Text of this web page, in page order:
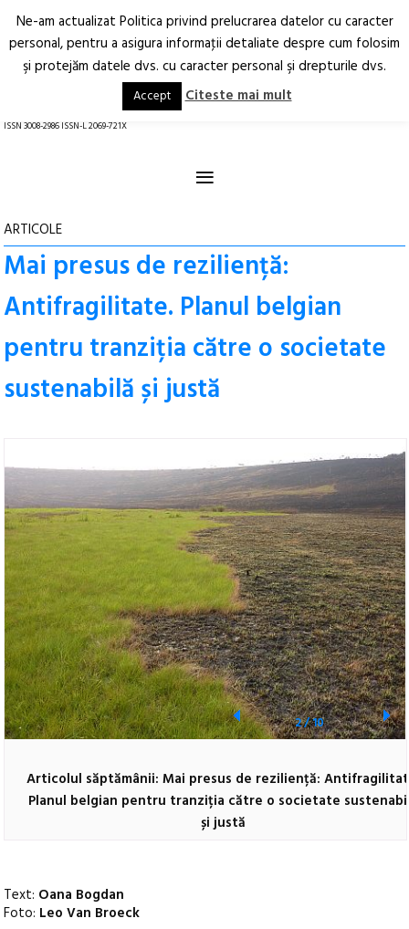
Arhitectură.
Oraș.
RO EN
ISSN 3008-2986 ISSN-L 2069-721X
≡
ARTICOLE
Mai presus de reziliență:
Antifragilitate. Planul belgian
pentru tranziția către o societate
sustenabilă și justă
Articolul săptămânii: Mai presus de reziliență:
Planul belgian pentru tranziția către o societate
și justă
2/10
Text: Oana Bogdan
Foto: Leo Van Broeck
Ne-am actualizat Politica privind prelucrarea datelor cu caracter
personal, pentru a asigura informaţii detaliate despre cum folosim
şi protejăm datele dvs. cu caracter personal şi drepturile dvs.
Accept Citeste mai mult